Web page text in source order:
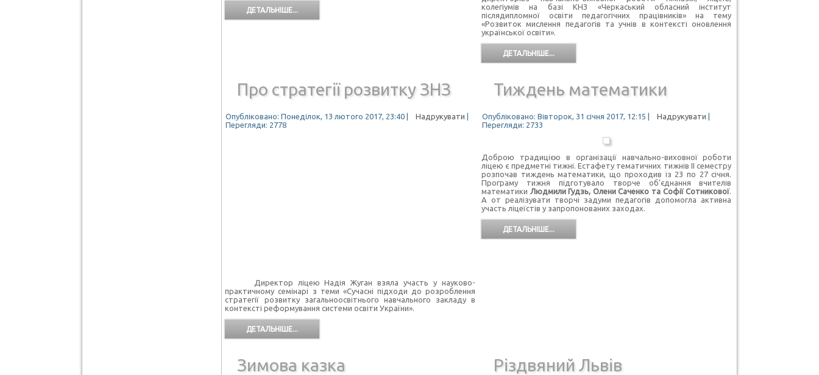
ДЕТАЛЬНІШЕ...
колегіумів на базі КНЗ «Черкаський обласний інститут
післядипломної освіти педагогічних працівників» на тему
«Розвиток мислення педагогів та учнів в контексті оновлення
української освіти».
ДЕТАЛЬНІШЕ...
Про стратегії розвитку ЗНЗ
Опубліковано: Понеділок, 13 лютого 2017, 23:40 Надрукувати
Перегляди: 2778
Директор ліцею Надія Жуган взяла участь у науково-
практичному семінарі з теми «Сучасні підходи до розроблення
стратегії розвитку загальноосвітнього навчального закладу в
контексті реформування системи освіти України».
ДЕТАЛЬНІШЕ...
Тиждень математики
Опубліковано: Вівторок, 31 січня 2017, 12:15 Надрукувати
Перегляди: 2733
Доброю традицією в організації навчально-виховної роботи
ліцею є предметні тижні. Естафету тематичних тижнів ІІ семестру
розпочав тиждень математики, що проходив із 23 по 27 січня.
Програму тижня підготувало творче об’єднання вчителів
математики Людмили Гудзь, Олени Саченко та Софії Сотникової.
А от реалізувати творчі задуми педагогів допомогла активна
участь ліцеїстів у запропонованих заходах.
ДЕТАЛЬНІШЕ...
Зимова казка Різдвяний Львів